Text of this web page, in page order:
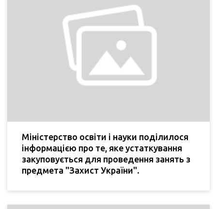
Міністерство освіти і науки поділилося
інформацією про те, яке устаткування
закуповується для проведення занять з
предмета "Захист України".